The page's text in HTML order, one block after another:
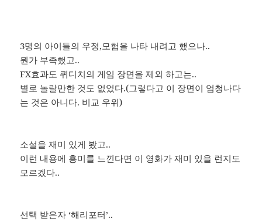
3명의 아이들의 우정,모험을 나타 내려고 했으나..
뭔가 부족했고..
FX효과도 퀴디치의 게임 장면을 제외 하고는..
별로 놀랄만한 것도 없었다.(그렇다고 이 장면이 엄청나다
는 것은 아니다. 비교 우위)
소설을 재미 있게 봤고..
이런 내용에 흥미를 느낀다면 이 영화가 재미 있을 런지도
모르겠다..
선택 받은자 ‘해리포터’..